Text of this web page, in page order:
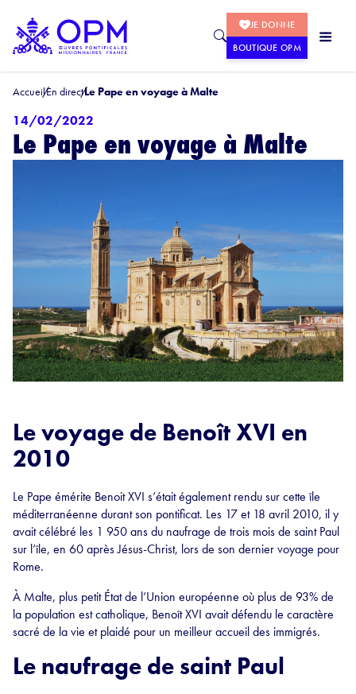
JE DONNE
BOUTIQUE OPM
AccueilEn directLe Pape en voyage à Malte
14/02/2022
Le Pape en voyage à Malte
Le voyage de Benoît XVI en
2010
Le Pape émérite Benoit XVI s’était également rendu sur cette île
méditerranéenne durant son pontificat. Les 17 et 18 avril 2010, il y
avait célébré les 1 950 ans du naufrage de trois mois de saint Paul
sur l’île, en 60 après Jésus-Christ, lors de son dernier voyage pour
Rome.
À Malte, plus petit État de l’Union européenne où plus de 93% de
la population est catholique, Benoît XVI avait défendu le caractère
sacré de la vie et plaidé pour un meilleur accueil des immigrés.
Le naufrage de saint Paul